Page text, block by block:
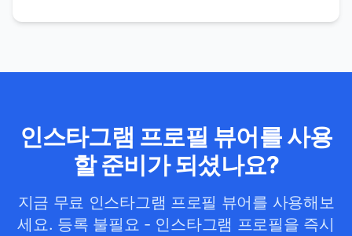
인스타그램 프로필 뷰어를 사용
할 준비가 되셨나요?
지금 무료 인스타그램 프로필 뷰어를 사용해보
세요. 등록 불필요 - 인스타그램 프로필을 즉시